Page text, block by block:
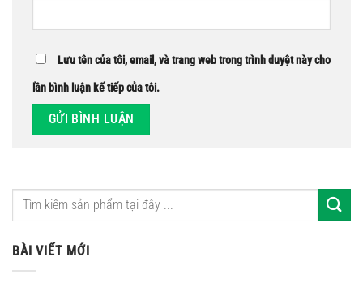
Lưu tên của tôi, email, và trang web trong trình duyệt này cho
lần bình luận kế tiếp của tôi.
BÀI VIẾT MỚI